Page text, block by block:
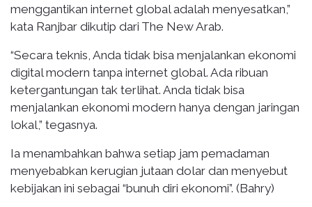
menggantikan internet global adalah menyesatkan,”
kata Ranjbar dikutip dari The New Arab.
“Secara teknis, Anda tidak bisa menjalankan ekonomi
digital modern tanpa internet global. Ada ribuan
ketergantungan tak terlihat. Anda tidak bisa
menjalankan ekonomi modern hanya dengan jaringan
lokal,” tegasnya.
Ia menambahkan bahwa setiap jam pemadaman
menyebabkan kerugian jutaan dolar dan menyebut
kebijakan ini sebagai “bunuh diri ekonomi”. (Bahry)